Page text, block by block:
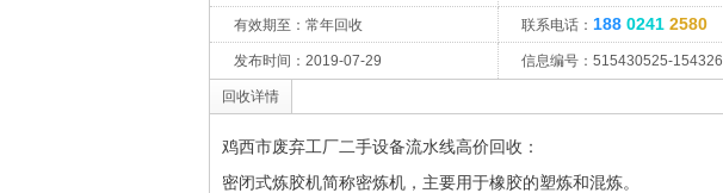
有效期至：常年回收 联系电话： 188 0241 2580
发布时间：2019-07-29 信息编号：515430525-154326
回收详情
鸡西市废弃工厂二手设备流水线高价回收：
密闭式炼胶机简称密炼机，主要用于橡胶的塑炼和混炼。